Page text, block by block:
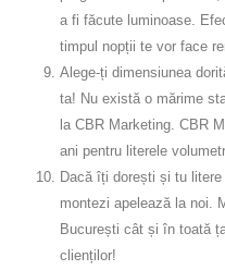
a fi făcute luminoase.
timpul nopții te vor face
Alege-ți dimensiunea
ta! Nu există o mărime
la CBR Marketing. CBR
ani pentru literele
Dacă îți dorești și tu
montezi apelează la noi.
București cât și în toată
clienților!